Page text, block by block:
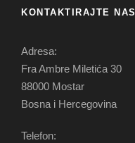
KONTAKTIRAJTE NAS
Adresa:
Fra Ambre Miletića 30
88000 Mostar
Bosna i Hercegovina
Telefon: